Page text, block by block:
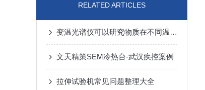
RELATED ARTICLES
变温光谱仪可以研究物质在不同温度下的光谱特性
文天精策SEM冷热台-武汉疾控案例
拉伸试验机常见问题整理大全